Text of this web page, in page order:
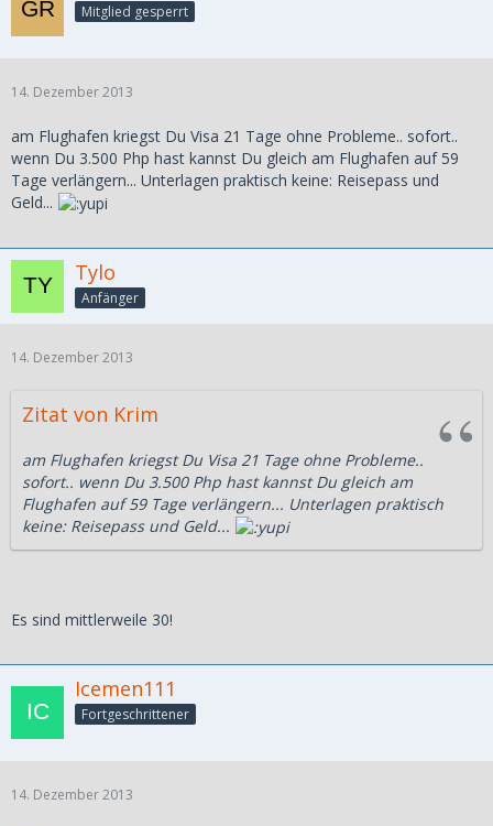
Mitglied gesperrt
14. Dezember 2013
am Flughafen kriegst Du Visa 21 Tage ohne Probleme.. sofort..
wenn Du 3.500 Php hast kannst Du gleich am Flughafen auf 59
Tage verlängern... Unterlagen praktisch keine: Reisepass und
Geld...
Tylo
Anfänger
14. Dezember 2013
Zitat von Krim
am Flughafen kriegst Du Visa 21 Tage ohne Probleme..
sofort.. wenn Du 3.500 Php hast kannst Du gleich am
Flughafen auf 59 Tage verlängern... Unterlagen praktisch
keine: Reisepass und Geld...
Es sind mittlerweile 30!
Icemen111
Fortgeschrittener
14. Dezember 2013